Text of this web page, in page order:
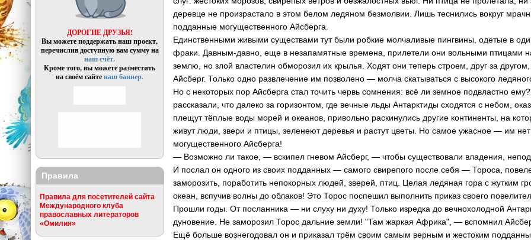
деревце не произрастало в этом белом ледяном безмолвии. Лишь теснились вокруг
подданные могущественного Айсберга.
Единственными живыми существами тут были робкие молчаливые пингвины, одетые в
фраки. Давным-давно, еще в незапамятные времена, прилетели они вольными птицами
землю, но злой властелин обморозил их крылья. Ходят они теперь строем, друг за
Айсберг. Только одно развлечение им позволено — молча скатываться с высокого
Но с некоторых пор Айсберга стал точить червь сомнения: всё ли земное подвластно
рассказали, что далеко за горизонтом, где вечные льды Антарктиды сходятся с небом,
плещут тёплые воды морей и океанов, привольно раскинулись другие континенты, на
живут люди, звери и птицы, зеленеют деревья и растут цветы. Но самое ужасное — им нет
могущественного Айсберга!
— Возможно ли такое, — вскипел гневом Айсберг, — чтобы существовали владения,
И послал он одного из своих подданных — самого свирепого после себя — Тороса,
заморозить, поработить непокорных людей, зверей, птиц. Целая ледяная гора с жутким
океан, вспучив волны до облаков! Это Торос поспешил выполнить приказ своего
Прошли годы. От посланника — ни слуху ни духу! Только изредка до вечнохолодной
дуновение. Не заморозил Торос дальние земли! "Там жаркая Африка", — вспомнил
Ещё больше вознегодовал он и приказал трём своим самым верным и жестоким
ДОРОГИЕ ДРУЗЬЯ!
Вы можете поддержать наш проект,
перечислив доступную вам сумму на
наш счёт.
Кроме того, вы можете разместить
на своём сайтенаш баннер.
Правила
Правила для посетителей сайта
Международного клуба
православных литераторов
«Омилия»